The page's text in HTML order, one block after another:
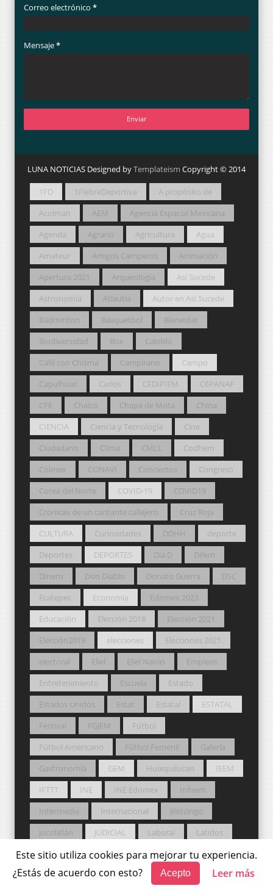
Este sitio utiliza cookies para mejorar tu experiencia.
¿Estás de acuerdo con esto?
Acepto Leer más
Correo electrónico *
Mensaje*
LUNA NOTICIAS Designed byTemplateism Copyright © 2014
1FD 1FiebreDeportiva
A propósito de
Acolman
AEM
Agencia Espacial Mexicana
Agenda
Agrario Agricultura
Agua
Amateur
Amigos Camperos
Animación
Apertura 2021
Arqueología
Así Sucede
Astronomía
Atlautla
Autor en Así Sucede
Bádminton
Básquetbol
Bienestar
Biodiversidad
Box
Cabildo
Café con Chisma
Campirano
Campo
Capulhuac
Carlos CEDIPIEM
CEPANAF
CFE
Chalco Chapa de Mota
China
CIENCIA
Ciencia y Tecnología
Cine
Ciudadano
Clima CMLL
Codhem
Colmex
CONAVI Conciertos
Congreso
Corea del Norte
COVID-19
COVID19
Crónicas de un cantante callejero
Cruz Roja
CULTURA
Curiosidades DDHH
deporte
Deportes
DEPORTES Día D
Difem
Dinero
Don Diablo Donato Guerra
DSC
Ecatepec
Economía
Edomex 2023
Educación
Elección 2018
Elección 2021
Elección2019
elecciones
Elecciones 2021
electoral
Eliel Eliel Navas
Empleos
Entretenimiento
Escuela
Estado
Estados Unidos
Estat Estatal
ESTATAL
Festival
FGJEM
Fútbol
Fútbol Americano
Fútbol Femenil
Galería
Gastronomía
GEM Huixquilucan
IEEM
IFTTT
INE INE Edomex
Infoem
Intermedia
Internacional
Jilotzingo
Jocotitlán
JUDICIAL Laboral
Latidos
Legislatura
LEGISLATURA
Legislatura LXI
Legislatura LXII
Legislatura LXVI
Lerma